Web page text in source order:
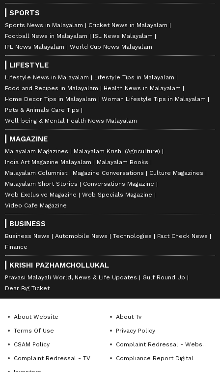
SPORTS
Sports News in Malayalam
Cricket News in Malayalam
Football News in Malayalam
ISL News Malayalam
IPL News Malayalam
World Cup News Malayalam
LIFESTYLE
Lifestyle News in Malayalam
Lifestyle Tips in Malayalam
Food and Recipes in Malayalam
Health News in Malayalam
Home Decor Tips in Malayalam
Woman Lifestyle Tips in Malayalam
Pets & Animals Care Tips
Well-being & Mental Health News Malayalam
MAGAZINE
Malayalam Magazines
Malayalam Krishi (Agriculture)
India Art Magazine Malayalam
Malayalam Books
Malayalam Columnist
Magazine Conversations
Culture Magazines
Malayalam Short Stories
Conversations Magazine
Web Exclusive Magazine
Web Specials Magazine
Video Cafe Magazine
BUSINESS
Business News Automobile News Technologies
Fact Check News
Finance
KRISHI PAZHAMCHOLLUKAL
Pravasi Malayali World, News & Life Updates
Gulf Round Up
Dear Big Ticket
About Website
About Tv
Terms Of Use
Privacy Policy
CSAM Policy
Complaint Redressal - Website
Complaint Redressal - TV
Compliance Report Digital